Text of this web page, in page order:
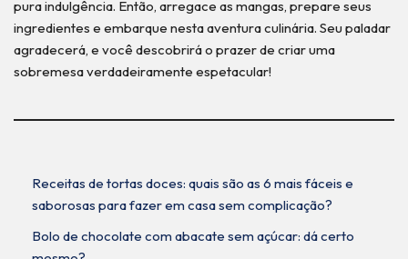
pura indulgência. Então, arregace as mangas, prepare seus
ingredientes e embarque nesta aventura culinária. Seu paladar
agradecerá, e você descobrirá o prazer de criar uma
sobremesa verdadeiramente espetacular!
Receitas de tortas doces: quais são as 6 mais fáceis e
saborosas para fazer em casa sem complicação?
Bolo de chocolate com abacate sem açúcar: dá certo